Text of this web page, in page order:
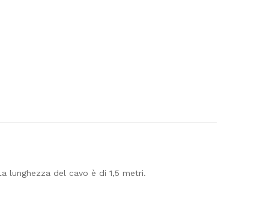
lunghezza del cavo è di 1,5 metri.